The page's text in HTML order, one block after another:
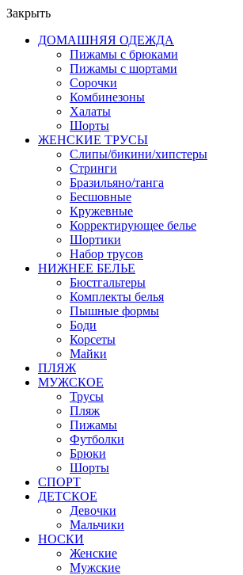
Закрыть
ДОМАШНЯЯ ОДЕЖДА
Пижамы с брюками
Пижамы с шортами
Сорочки
Комбинезоны
Халаты
Шорты
ЖЕНСКИЕ ТРУСЫ
Слипы/бикини/хипстеры
Стринги
Бразильяно/танга
Бесшовные
Кружевные
Корректирующее белье
Шортики
Набор трусов
НИЖНЕЕ БЕЛЬЕ
Бюстгальтеры
Комплекты белья
Пышные формы
Боди
Корсеты
Майки
ПЛЯЖ
МУЖСКОЕ
Трусы
Пляж
Пижамы
Футболки
Брюки
Шорты
СПОРТ
ДЕТСКОЕ
Девочки
Мальчики
НОСКИ
Женские
Мужские